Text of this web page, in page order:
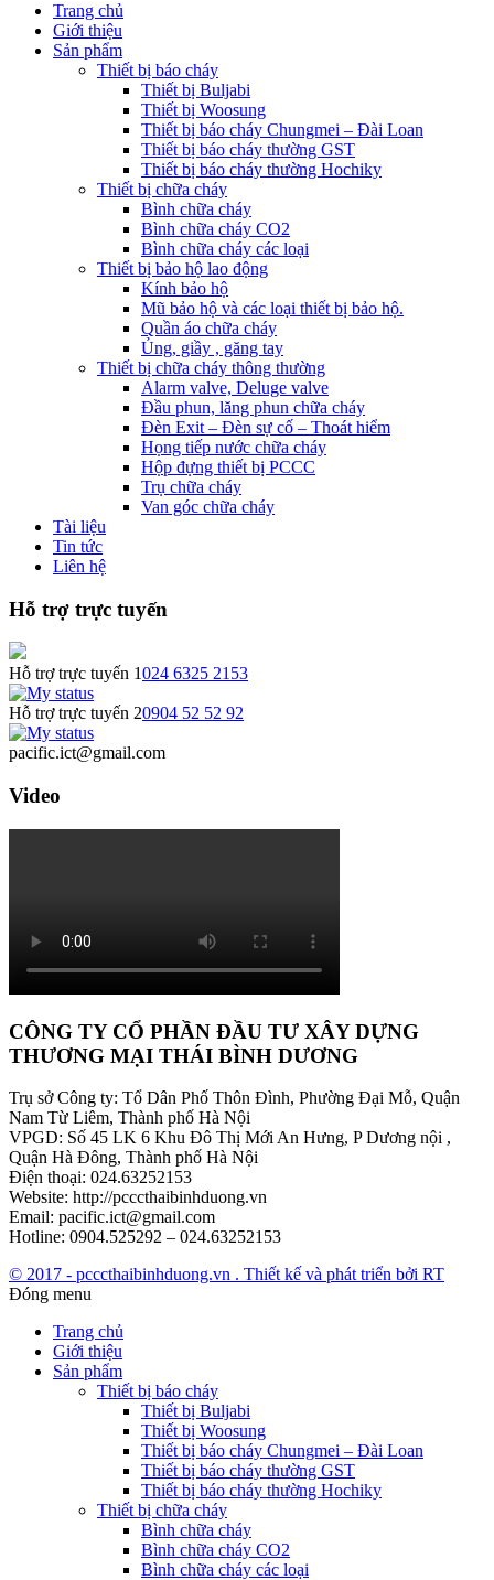
Trang chủ
Giới thiệu
Sản phẩm
Thiết bị báo cháy
Thiết bị Buljabi
Thiết bị Woosung
Thiết bị báo cháy Chungmei – Đài Loan
Thiết bị báo cháy thường GST
Thiết bị báo cháy thường Hochiky
Thiết bị chữa cháy
Bình chữa cháy
Bình chữa cháy CO2
Bình chữa cháy các loại
Thiết bị bảo hộ lao động
Kính bảo hộ
Mũ bảo hộ và các loại thiết bị bảo hộ.
Quần áo chữa cháy
Ủng, giầy , găng tay
Thiết bị chữa cháy thông thường
Alarm valve, Deluge valve
Đầu phun, lăng phun chữa cháy
Đèn Exit – Đèn sự cố – Thoát hiểm
Họng tiếp nước chữa cháy
Hộp đựng thiết bị PCCC
Trụ chữa cháy
Van góc chữa cháy
Tài liệu
Tin tức
Liên hệ
Hỗ trợ trực tuyến
Hỗ trợ trực tuyến 1024 6325 2153
Hỗ trợ trực tuyến 20904 52 52 92
pacific.ict@gmail.com
Video
CÔNG TY CỔ PHẦN ĐẦU TƯ XÂY DỰNG
THƯƠNG MẠI THÁI BÌNH DƯƠNG
Trụ sở Công ty: Tổ Dân Phố Thôn Đình, Phường Đại Mỗ, Quận
Nam Từ Liêm, Thành phố Hà Nội
VPGD: Số 45 LK 6 Khu Đô Thị Mới An Hưng, P Dương nội ,
Quận Hà Đông, Thành phố Hà Nội
Điện thoại: 024.63252153
Website: http://pcccthaibinhduong.vn
Email: pacific.ict@gmail.com
Hotline: 0904.525292 – 024.63252153
© 2017 - pcccthaibinhduong.vn . Thiết kế và phát triển bởi RT
Đóng menu
Trang chủ
Giới thiệu
Sản phẩm
Thiết bị báo cháy
Thiết bị Buljabi
Thiết bị Woosung
Thiết bị báo cháy Chungmei – Đài Loan
Thiết bị báo cháy thường GST
Thiết bị báo cháy thường Hochiky
Thiết bị chữa cháy
Bình chữa cháy
Bình chữa cháy CO2
Bình chữa cháy các loại